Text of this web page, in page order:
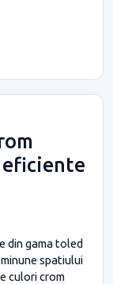
eficiente
din gama toled
spatiului
culori crom